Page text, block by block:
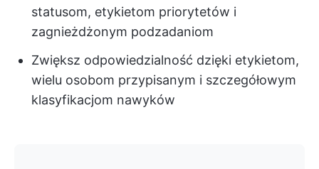
statusom, etykietom priorytetów i
zagnieżdżonym podzadaniom
Zwiększ odpowiedzialność dzięki etykietom,
wielu osobom przypisanym i szczegółowym
klasyfikacjom nawyków